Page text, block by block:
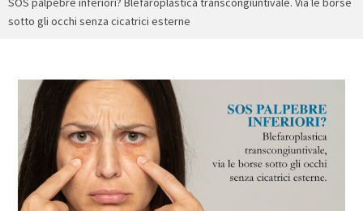
sotto gli occhi senza cicatrici esterne